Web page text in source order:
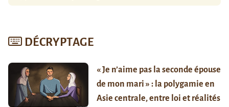
DÉCRYPTAGE
« Je n’aime pas la seconde épouse
de mon mari » : la polygamie en
Asie centrale, entre loi et réalités